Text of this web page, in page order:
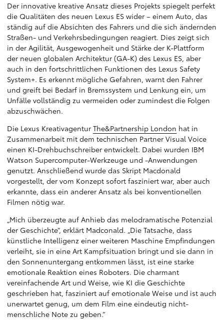
Der innovative kreative Ansatz dieses Projekts spiegelt perfekt
die Qualitäten des neuen Lexus ES wider – einem Auto, das
ständig auf die Absichten des Fahrers und die sich ändernden
Straßen- und Verkehrsbedingungen reagiert. Dies zeigt sich
in der Agilität, Ausgewogenheit und Stärke der K-Plattform
der neuen globalen Architektur (GA-K) des Lexus ES, aber
auch in den fortschrittlichen Funktionen des Lexus Safety
System+. Es erkennt mögliche Gefahren, warnt den Fahrer
und greift bei Bedarf in Bremssystem und Lenkung ein, um
Unfälle vollständig zu vermeiden oder zumindest die Folgen
abzuschwächen.
Die Lexus Kreativagentur The&Partnership London hat in
Zusammenarbeit mit dem technischen Partner Visual Voice
einen KI-Drehbuchschreiber entwickelt. Dabei wurden IBM
Watson Supercomputer-Werkzeuge und -Anwendungen
genutzt. Anschließend wurde das Skript Macdonald
vorgestellt, der vom Konzept sofort fasziniert war, aber auch
erkannte, dass ein anderer Ansatz als bei konventionellen
Filmen nötig war.
„Mich überzeugte auf Anhieb das melodramatische Potenzial
der Geschichte“, erklärt Madconald. „Die Tatsache, dass
künstliche Intelligenz einer weiteren Maschine Empfindungen
verleiht, sie in eine Art Kampfsituation bringt und sie dann in
den Sonnenuntergang entkommen lässt, ist eine starke
emotionale Reaktion eines Roboters. Die charmant
vereinfachende Art und Weise, wie KI die Geschichte
geschrieben hat, fasziniert auf emotionale Weise und ist auch
unerwartet genug, um dem Film eine eindeutig nicht-
menschliche Note zu geben.“